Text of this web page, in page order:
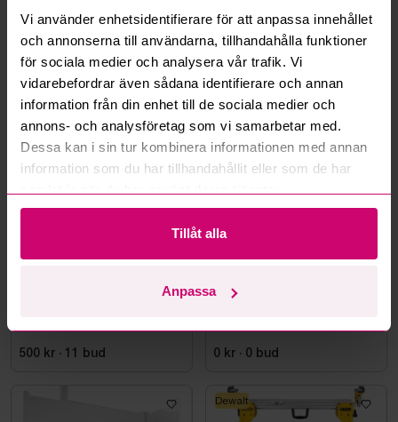
Vi använder enhetsidentifierare för att anpassa innehållet
och annonserna till användarna, tillhandahålla funktioner
för sociala medier och analysera vår trafik. Vi
vidarebefordrar även sådana identifierare och annan
information från din enhet till de sociala medier och
annons- och analysföretag som vi samarbetar med.
Dessa kan i sin tur kombinera informationen med annan
information som du har tillhandahållit eller som de har
Tillåt alla
Anpassa
Stockholm 2d 3h
Parti viktplattor
5 150 kr ·28 bud
Stockholm
Parti hantlar
5 650 kr ·102 bud
2d 3h
500 kr · 11 bud
Bromma
0 kr · 0 bud
Dewalt